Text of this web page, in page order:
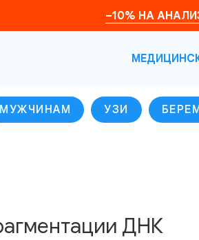
–10% НА
МУЖЧИНАМ УЗИ
ДНК